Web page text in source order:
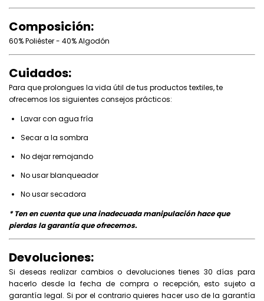
Composición:
60% Poliéster - 40% Algodón
Cuidados:
Para que prolongues la vida útil de tus productos textiles, te
ofrecemos los siguientes consejos prácticos:
Lavar con agua fría
Secar a la sombra
No dejar remojando
No usar blanqueador
No usar secadora
* Ten en cuenta que una inadecuada manipulación hace que
pierdas la garantía que ofrecemos.
Devoluciones:
Si deseas realizar cambios o devoluciones tienes 30 días para
hacerlo desde la fecha de compra o recepción, esto sujeto a
garantía legal. Si por el contrario quieres hacer uso de la garantía